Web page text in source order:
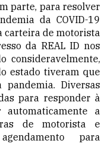
parte, para resolver
da COVID-19
carteira de motorista
da REAL ID nos
consideravelmente,
estado tiveram que
Diversas
para responder à
automaticamente a
de motorista e
agendamento para